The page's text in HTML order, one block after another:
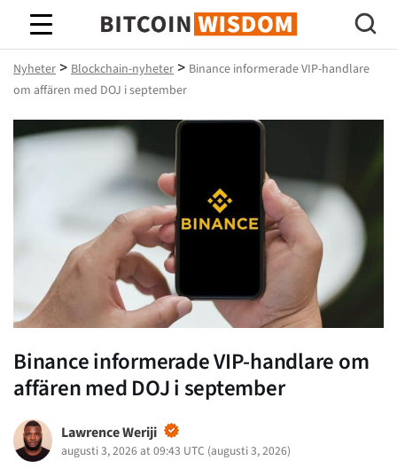
Bitcoin Wisdom
Nyheter > Blockchain-nyheter > Binance informerade VIP-handlare
om affären med DOJ i september
Binance informerade VIP-handlare om
affären med DOJ i september
Lawrence Weriji
augusti 3, 2026 at 09:43 UTC (augusti 3, 2026)